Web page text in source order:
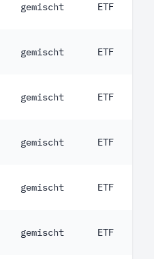
gemischt ETF
gemischt ETF
gemischt ETF
gemischt ETF
gemischt ETF
gemischt ETF